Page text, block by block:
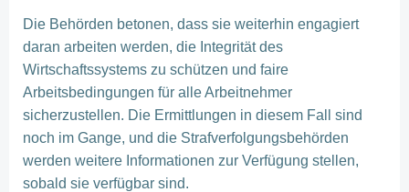
Die Behörden betonen, dass sie weiterhin engagiert
daran arbeiten werden, die Integrität des
Wirtschaftssystems zu schützen und faire
Arbeitsbedingungen für alle Arbeitnehmer
sicherzustellen. Die Ermittlungen in diesem Fall sind
noch im Gange, und die Strafverfolgungsbehörden
werden weitere Informationen zur Verfügung stellen,
sobald sie verfügbar sind.